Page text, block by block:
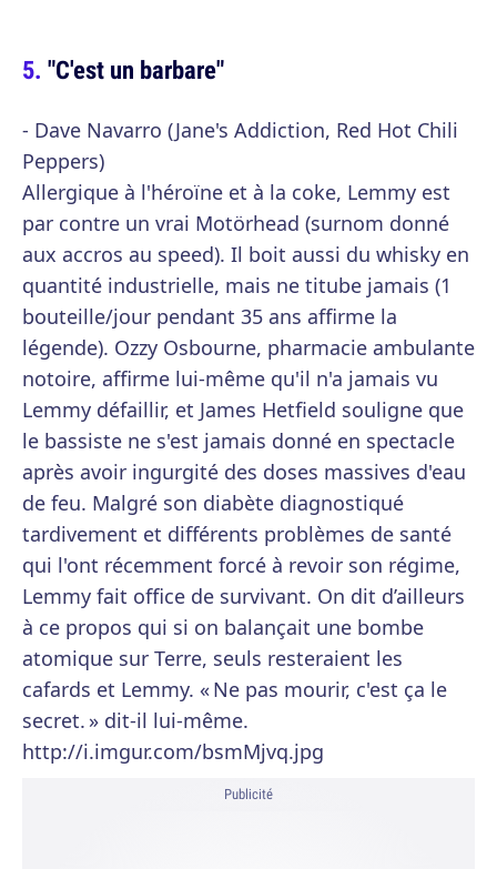
"C'est un barbare"
- Dave Navarro (Jane's Addiction, Red Hot Chili
Peppers)
Allergique à l'héroïne et à la coke, Lemmy est
par contre un vrai Motörhead (surnom donné
aux accros au speed). Il boit aussi du whisky en
quantité industrielle, mais ne titube jamais (1
bouteille/jour pendant 35 ans affirme la
légende). Ozzy Osbourne, pharmacie ambulante
notoire, affirme lui-même qu'il n'a jamais vu
Lemmy défaillir, et James Hetfield souligne que
le bassiste ne s'est jamais donné en spectacle
après avoir ingurgité des doses massives d'eau
de feu. Malgré son diabète diagnostiqué
tardivement et différents problèmes de santé
qui l'ont récemment forcé à revoir son régime,
Lemmy fait office de survivant. On dit d’ailleurs
à ce propos qui si on balançait une bombe
atomique sur Terre, seuls resteraient les
cafards et Lemmy. « Ne pas mourir, c'est ça le
secret. » dit-il lui-même.
http://i.imgur.com/bsmMjvq.jpg
Publicité